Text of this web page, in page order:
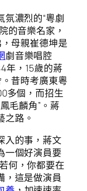
濃烈的“粵劇
的音樂名家，
母親崔德坤是
劇音樂唱腔
年，15歲的蔣
昔時考廣東粵
多個，而招生
毛麟角”。蔣
之路。
入的事，蔣文
一個好演員要
何，你都要在
，這是做演員